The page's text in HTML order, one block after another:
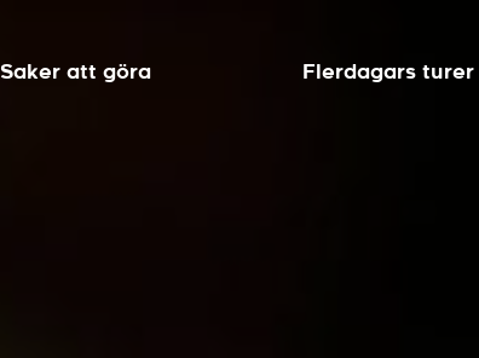
Saker att göra Flerdagars turer